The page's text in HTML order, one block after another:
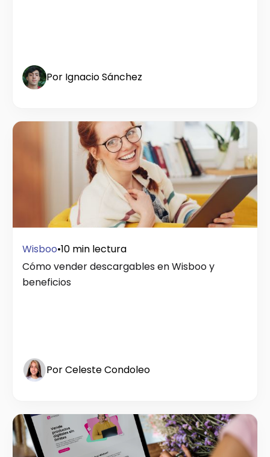
Por Ignacio Sánchez
Wisboo•10 min lectura
Cómo vender descargables en Wisboo y
beneficios
Por Celeste Condoleo